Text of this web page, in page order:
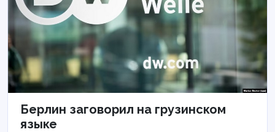
Берлин заговорил на грузинском
языке